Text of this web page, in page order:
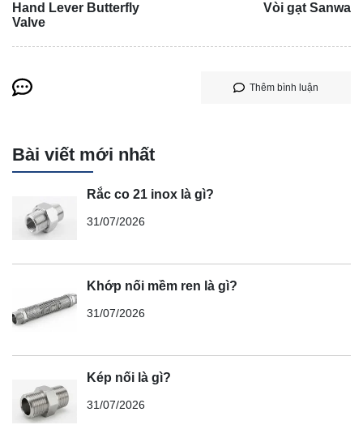
Hand Lever Butterfly
Valve
Vòi gạt Sanwa
Thêm bình luận
Bài viết mới nhất
Rắc co 21 inox là gì?
31/07/2026
Khớp nối mềm ren là gì?
31/07/2026
Kép nối là gì?
31/07/2026